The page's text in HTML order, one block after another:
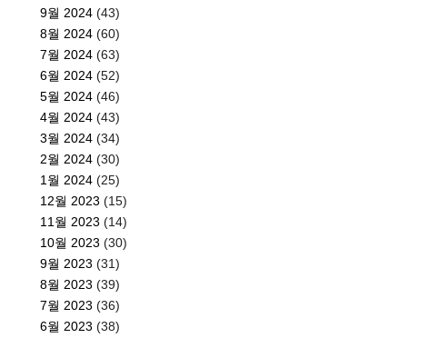
9월 2024 (43)
8월 2024 (60)
7월 2024 (63)
6월 2024 (52)
5월 2024 (46)
4월 2024 (43)
3월 2024 (34)
2월 2024 (30)
1월 2024 (25)
12월 2023 (15)
11월 2023 (14)
10월 2023 (30)
9월 2023 (31)
8월 2023 (39)
7월 2023 (36)
6월 2023 (38)